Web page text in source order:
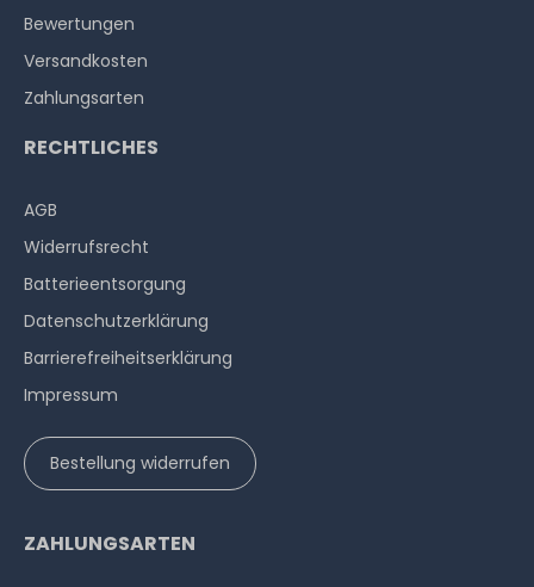
Bewertungen
Versandkosten
Zahlungsarten
RECHTLICHES
AGB
Widerrufs­recht
Batterieentsorgung
Datenschutzerklärung
Barrierefreiheitserklärung
Impressum
Bestellung widerrufen
ZAHLUNGSARTEN